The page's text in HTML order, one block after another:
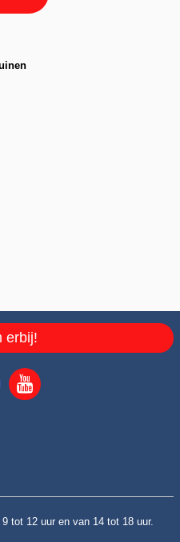
erbij!
tot 12 uur en van 14 tot 18 uur.